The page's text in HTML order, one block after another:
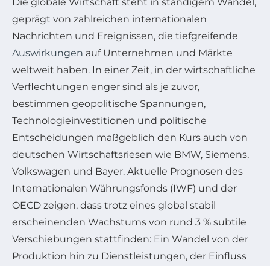
geprägt von zahlreichen internationalen
Nachrichten und Ereignissen, die tiefgreifende
Auswirkungen auf Unternehmen und Märkte
weltweit haben. In einer Zeit, in der wirtschaftliche
Verflechtungen enger sind als je zuvor,
bestimmen geopolitische Spannungen,
Technologieinvestitionen und politische
Entscheidungen maßgeblich den Kurs auch von
deutschen Wirtschaftsriesen wie BMW, Siemens,
Volkswagen und Bayer. Aktuelle Prognosen des
Internationalen Währungsfonds (IWF) und der
OECD zeigen, dass trotz eines global stabil
erscheinenden Wachstums von rund 3 % subtile
Verschiebungen stattfinden: Ein Wandel von der
Produktion hin zu Dienstleistungen, der Einfluss